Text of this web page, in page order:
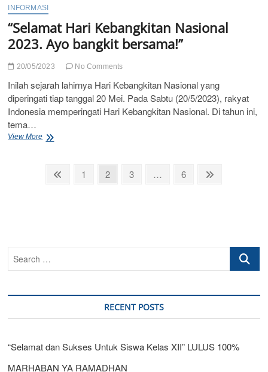
–
1
JUNI
2023
INFORMASI
“Selamat Hari Kebangkitan Nasional
2023. Ayo bangkit bersama!”
20/05/2023 No Comments
Inilah sejarah lahirnya Hari Kebangkitan Nasional yang
diperingati tiap tanggal 20 Mei. Pada Sabtu (20/5/2023), rakyat
Indonesia memperingati Hari Kebangkitan Nasional. Di tahun ini,
tema…
View More“Selamat
2023.
Previous
Page
1 Page
2 Page
3 … Page
6
Search
RECENT POSTS
“Selamat dan Sukses Untuk Siswa Kelas XII” LULUS 100%
MARHABAN YA RAMADHAN